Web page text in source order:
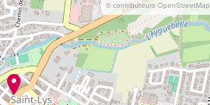
© contributeurs OpenStreetMap